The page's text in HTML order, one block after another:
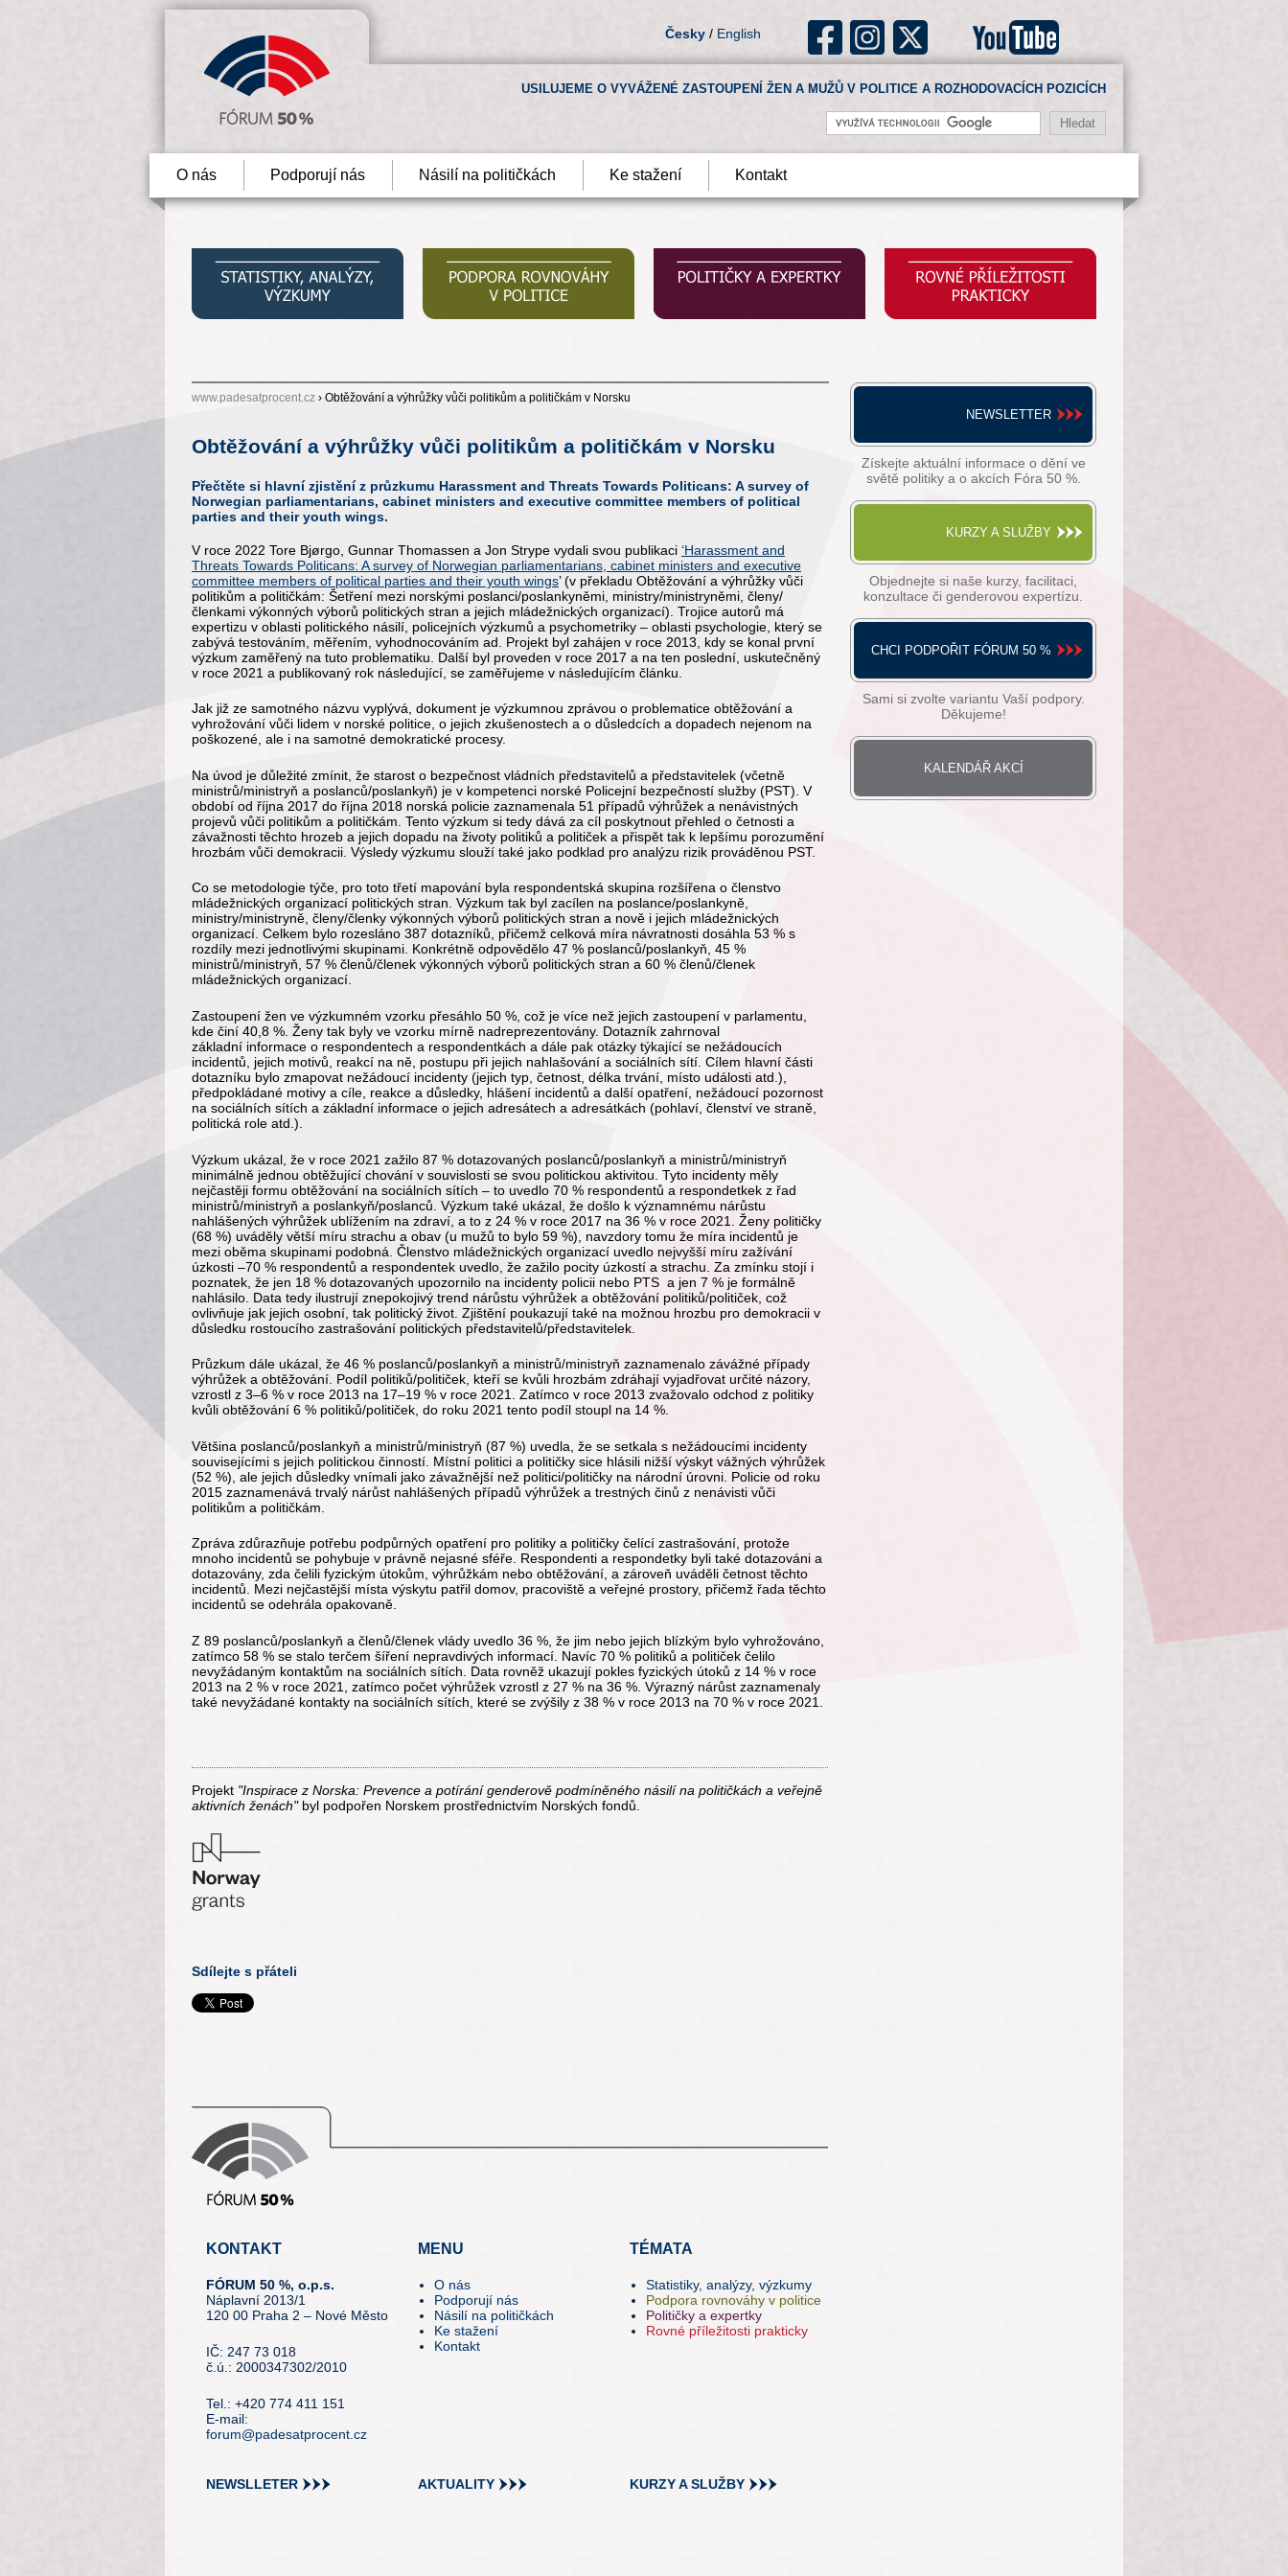
Česky / English
USILUJEME O VYVÁŽENÉ ZASTOUPENÍ ŽEN A MUŽŮ V POLITICE A ROZHODOVACÍCH POZICÍCH
O nás Podporují nás Násilí na političkách Ke stažení Kontakt
www.padesatprocent.cz › Obtěžování a výhrůžky vůči politikům a političkám v Norsku
Obtěžování a výhrůžky vůči politikům a političkám v Norsku
Přečtěte si hlavní zjistění z průzkumu Harassment and Threats Towards Politicans: A survey of
Norwegian parliamentarians, cabinet ministers and executive committee members of political
parties and their youth wings.
V roce 2022 Tore Bjørgo, Gunnar Thomassen a Jon Strype vydali svou publikaci ‘Harassment and
Threats Towards Politicans: A survey of Norwegian parliamentarians, cabinet ministers and executive
committee members of political parties and their youth wings’ (v překladu Obtěžování a výhrůžky vůči
politikům a političkám: Šetření mezi norskými poslanci/poslankyněmi, ministry/ministryněmi, členy/
členkami výkonných výborů politických stran a jejich mládežnických organizací). Trojice autorů má
expertizu v oblasti politického násilí, policejních výzkumů a psychometriky – oblasti psychologie, který se
zabývá testováním, měřením, vyhodnocováním ad. Projekt byl zahájen v roce 2013, kdy se konal první
výzkum zaměřený na tuto problematiku. Další byl proveden v roce 2017 a na ten poslední, uskutečněný
v roce 2021 a publikovaný rok následující, se zaměřujeme v následujícím článku.
Jak již ze samotného názvu vyplývá, dokument je výzkumnou zprávou o problematice obtěžování a
vyhrožování vůči lidem v norské politice, o jejich zkušenostech a o důsledcích a dopadech nejenom na
poškozené, ale i na samotné demokratické procesy.
Na úvod je důležité zmínit, že starost o bezpečnost vládních představitelů a představitelek (včetně
ministrů/ministryň a poslanců/poslankyň) je v kompetenci norské Policejní bezpečností služby (PST). V
období od října 2017 do října 2018 norská policie zaznamenala 51 případů výhrůžek a nenávistných
projevů vůči politikům a političkám. Tento výzkum si tedy dává za cíl poskytnout přehled o četnosti a
závažnosti těchto hrozeb a jejich dopadu na životy politiků a političek a přispět tak k lepšímu porozumění
hrozbám vůči demokracii. Výsledy výzkumu slouží také jako podklad pro analýzu rizik prováděnou PST.
Co se metodologie týče, pro toto třetí mapování byla respondentská skupina rozšířena o členstvo
mládežnických organizací politických stran. Výzkum tak byl zacílen na poslance/poslankyně,
ministry/ministryně, členy/členky výkonných výborů politických stran a nově i jejich mládežnických
organizací. Celkem bylo rozesláno 387 dotazníků, přičemž celková míra návratnosti dosáhla 53 % s
rozdíly mezi jednotlivými skupinami. Konkrétně odpovědělo 47 % poslanců/poslankyň, 45 %
ministrů/ministryň, 57 % členů/členek výkonných výborů politických stran a 60 % členů/členek
mládežnických organizací.
Zastoupení žen ve výzkumném vzorku přesáhlo 50 %, což je více než jejich zastoupení v parlamentu,
kde činí 40,8 %. Ženy tak byly ve vzorku mírně nadreprezentovány. Dotazník zahrnoval
základní informace o respondentech a respondentkách a dále pak otázky týkající se nežádoucích
incidentů, jejich motivů, reakcí na ně, postupu při jejich nahlašování a sociálních sítí. Cílem hlavní části
dotazníku bylo zmapovat nežádoucí incidenty (jejich typ, četnost, délka trvání, místo události atd.),
předpokládané motivy a cíle, reakce a důsledky, hlášení incidentů a další opatření, nežádoucí pozornost
na sociálních sítích a základní informace o jejich adresátech a adresátkách (pohlaví, členství ve straně,
politická role atd.).
Výzkum ukázal, že v roce 2021 zažilo 87 % dotazovaných poslanců/poslankyň a ministrů/ministryň
minimálně jednou obtěžující chování v souvislosti se svou politickou aktivitou. Tyto incidenty měly
nejčastěji formu obtěžování na sociálních sítích – to uvedlo 70 % respondentů a respondetkek z řad
ministrů/ministryň a poslankyň/poslanců. Výzkum také ukázal, že došlo k významnému nárůstu
nahlášených výhrůžek ublížením na zdraví, a to z 24 % v roce 2017 na 36 % v roce 2021. Ženy političky
(68 %) uváděly větší míru strachu a obav (u mužů to bylo 59 %), navzdory tomu že míra incidentů je
mezi oběma skupinami podobná. Členstvo mládežnických organizací uvedlo nejvyšší míru zažívání
úzkosti –70 % respondentů a respondentek uvedlo, že zažilo pocity úzkostí a strachu. Za zmínku stojí i
poznatek, že jen 18 % dotazovaných upozornilo na incidenty policii nebo PTS a jen 7 % je formálně
nahlásilo. Data tedy ilustrují znepokojivý trend nárůstu výhrůžek a obtěžování politiků/političek, což
ovlivňuje jak jejich osobní, tak politický život. Zjištění poukazují také na možnou hrozbu pro demokracii v
důsledku rostoucího zastrašování politických představitelů/představitelek.
Průzkum dále ukázal, že 46 % poslanců/poslankyň a ministrů/ministryň zaznamenalo závážné případy
výhrůžek a obtěžování. Podíl politiků/političek, kteří se kvůli hrozbám zdráhají vyjadřovat určité názory,
vzrostl z 3–6 % v roce 2013 na 17–19 % v roce 2021. Zatímco v roce 2013 zvažovalo odchod z politiky
kvůli obtěžování 6 % politiků/političek, do roku 2021 tento podíl stoupl na 14 %.
Většina poslanců/poslankyň a ministrů/ministryň (87 %) uvedla, že se setkala s nežádoucími incidenty
souvisejícími s jejich politickou činností. Místní politici a političky sice hlásili nižší výskyt vážných výhrůžek
(52 %), ale jejich důsledky vnímali jako závažnější než politici/političky na národní úrovni. Policie od roku
2015 zaznamenává trvalý nárůst nahlášených případů výhrůžek a trestných činů z nenávisti vůči
politikům a političkám.
Zpráva zdůrazňuje potřebu podpůrných opatření pro politiky a političky čelící zastrašování, protože
mnoho incidentů se pohybuje v právně nejasné sféře. Respondenti a respondetky byli také dotazováni a
dotazovány, zda čelili fyzickým útokům, výhrůžkám nebo obtěžování, a zároveň uváděli četnost těchto
incidentů. Mezi nejčastější místa výskytu patřil domov, pracoviště a veřejné prostory, přičemž řada těchto
incidentů se odehrála opakovaně.
Z 89 poslanců/poslankyň a členů/členek vlády uvedlo 36 %, že jim nebo jejich blízkým bylo vyhrožováno,
zatímco 58 % se stalo terčem šíření nepravdivých informací. Navíc 70 % politiků a političek čelilo
nevyžádaným kontaktům na sociálních sítích. Data rovněž ukazují pokles fyzických útoků z 14 % v roce
2013 na 2 % v roce 2021, zatímco počet výhrůžek vzrostl z 27 % na 36 %. Výrazný nárůst zaznamenaly
také nevyžádané kontakty na sociálních sítích, které se zvýšily z 38 % v roce 2013 na 70 % v roce 2021.
Projekt "Inspirace z Norska: Prevence a potírání genderově podmíněného násilí na političkách a veřejně
aktivních ženách" byl podpořen Norskem prostřednictvím Norských fondů.
Sdílejte s přáteli
NEWSLETTER
Získejte aktuální informace o dění ve
světě politiky a o akcích Fóra 50 %.
KURZY A SLUŽBY
Objednejte si naše kurzy, facilitaci,
konzultace či genderovou expertízu.
CHCI PODPOŘIT FÓRUM 50 %
Sami si zvolte variantu Vaší podpory.
Děkujeme!
KALENDÁŘ AKCÍ
KONTAKT
FÓRUM 50 %, o.p.s.
Náplavní 2013/1
120 00 Praha 2 – Nové Město
IČ: 247 73 018
č.ú.: 2000347302/2010
Tel.: +420 774 411 151
E-mail:
forum@padesatprocent.cz
MENU
O nás
Podporují nás
Násilí na političkách
Ke stažení
Kontakt
TÉMATA
Statistiky, analýzy, výzkumy
Podpora rovnováhy v politice
Političky a expertky
Rovné příležitosti prakticky
NEWSLLETER AKTUALITY KURZY A SLUŽBY